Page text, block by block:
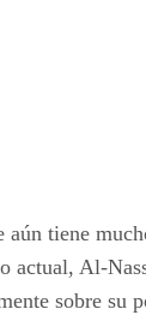
tiene
actual, Al-
sobre su